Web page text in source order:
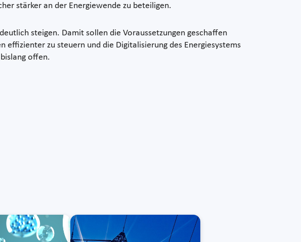
stärker an der Energiewende zu beteiligen.
steigen. Damit sollen die Voraussetzungen geschaffen
effizienter zu steuern und die Digitalisierung des Energiesystems
offen.